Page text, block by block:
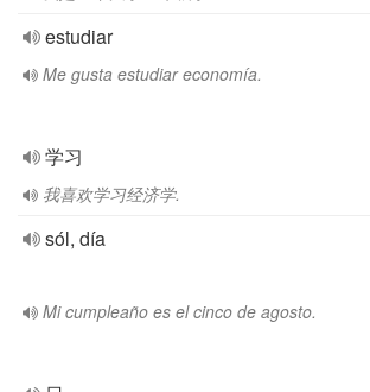
estudiar
Me gusta estudiar economía.
学习
我喜欢学习经济学.
sól, día
Mi cumpleaño es el cinco de agosto.